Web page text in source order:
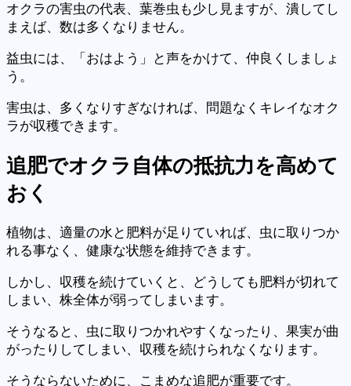
オクラの害虫の代表、葉巻虫も少し見ますが、潰してし
まえば、数は多くなりません。
益虫には、「おはよう」と声をかけて、仲良くしましょ
う。
害虫は、多くなりすぎなければ、問題なくキレイなオク
ラが収穫できます。
追肥でオクラ自体の抵抗力を高めて
おく
植物は、適量の水と肥料が足りていれば、虫に取りつか
れる事なく、健康な状態を維持できます。
しかし、収穫を続けていくと、どうしても肥料が切れて
しまい、株全体が弱ってしまいます。
そうなると、虫に取りつかれやすくなったり、果実が曲
がったりしてしまい、収穫を続けられなくなります。
そうならないために、こまめな追肥が重要です。